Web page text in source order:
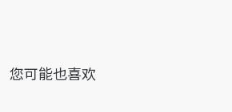
您可能也喜欢